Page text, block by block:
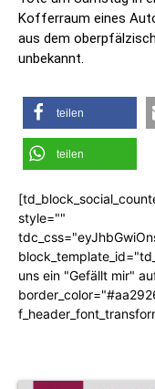
Kofferraum eines
aus dem
unbekannt.
teilen
teilen
style=""
uns ein "Gefällt mir"